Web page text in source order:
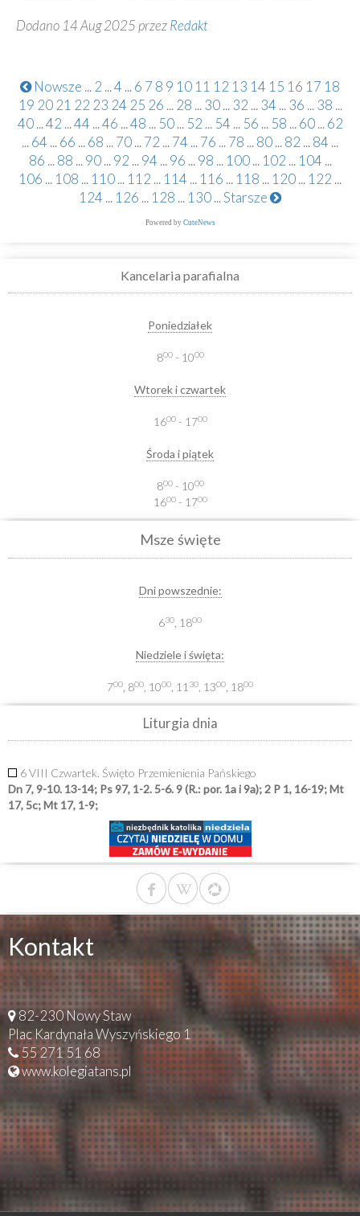
Dodano 14 Aug 2025 przezRedakt
Nowsze ... 2 ...4 ...6 7 8 9 10 11 12 13 14 15 16 17 18
19 20 21 22 23 24 25 26 ... 28 ... 30 ... 32 ... 34 ... 36 ... 38 ...
40 ...42 ...44 ...46 ...48 ... 50 ... 52 ... 54 ... 56 ... 58 ... 60 ... 62
...64 ...66 ...68 ...70...72 ...74 ...76 ...78 ...80...82 ...84 ...
86 ... 88 ... 90 ... 92 ... 94 ... 96 ... 98 ... 100 ... 102 ... 104 ...
106 ... 108 ... 110... 112 ... 114 ... 116 ... 118 ... 120... 122 ...
124 ... 126 ... 128 ... 130...Starsze
Powered by CuteNews
Kancelaria parafialna
Poniedziałek
800- 1000
Wtorek i czwartek
1600- 1700
Środa i piątek
800- 1000
1600- 1700
Msze święte
Dni powszednie:
630 , 1800
Niedziele i święta:
700 , 800 , 1000 , 11 30 , 1300 , 1800
Liturgia dnia
6 VIII Czwartek. Święto Przemienienia Pańskiego
Dn 7, 9-10. 13-14; Ps 97, 1-2. 5-6. 9 (R.: por. 1a i 9a); 2 P 1, 16-19; Mt
17, 5c; Mt 17, 1-9;
Kontakt
82-230 Nowy Staw
Plac Kardynała Wyszyńskiego 1
55 271 51 68
www.kolegiatans.pl